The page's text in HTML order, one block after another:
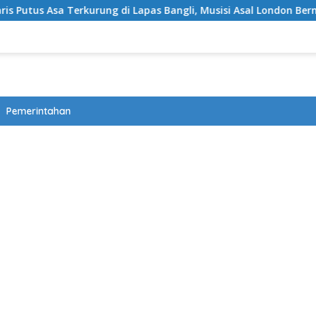
di Lapas Bangli, Musisi Asal London Bernapas Legah Usai
Pemerintahan